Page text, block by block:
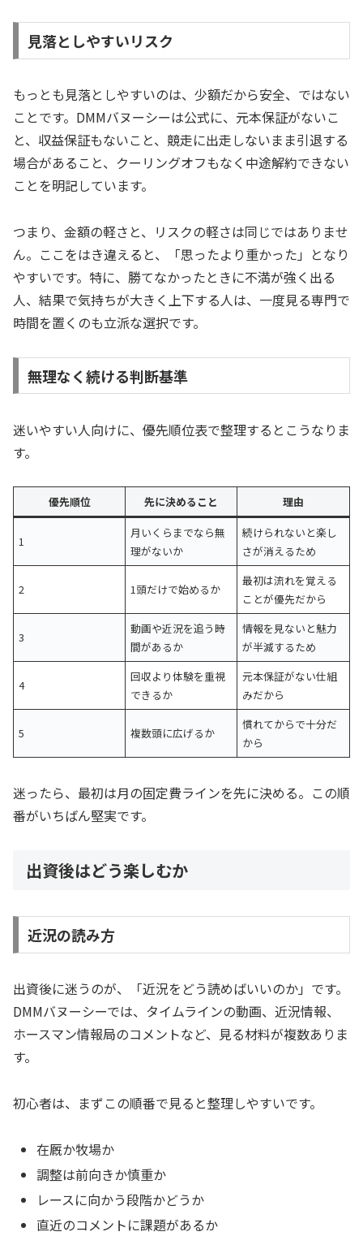
見落としやすいリスク
もっとも見落としやすいのは、少額だから安全、ではない
ことです。DMMバヌーシーは公式に、元本保証がないこ
と、収益保証もないこと、競走に出走しないまま引退する
場合があること、クーリングオフもなく中途解約できない
ことを明記しています。
つまり、金額の軽さと、リスクの軽さは同じではありませ
ん。ここをはき違えると、「思ったより重かった」となり
やすいです。特に、勝てなかったときに不満が強く出る
人、結果で気持ちが大きく上下する人は、一度見る専門で
時間を置くのも立派な選択です。
無理なく続ける判断基準
迷いやすい人向けに、優先順位表で整理するとこうなりま
す。
優先順位 先に決めること 理由
1
月いくらまでなら無
理がないか
続けられないと楽し
さが消えるため
2 1頭だけで始めるか
最初は流れを覚える
ことが優先だから
3
動画や近況を追う時
間があるか
情報を見ないと魅力
が半減するため
4
回収より体験を重視
できるか
元本保証がない仕組
みだから
5 複数頭に広げるか
慣れてからで十分だ
から
迷ったら、最初は月の固定費ラインを先に決める。この順
番がいちばん堅実です。
出資後はどう楽しむか
近況の読み方
出資後に迷うのが、「近況をどう読めばいいのか」です。
DMMバヌーシーでは、タイムラインの動画、近況情報、
ホースマン情報局のコメントなど、見る材料が複数ありま
す。
初心者は、まずこの順番で見ると整理しやすいです。
在厩か牧場か
調整は前向きか慎重か
レースに向かう段階かどうか
直近のコメントに課題があるか